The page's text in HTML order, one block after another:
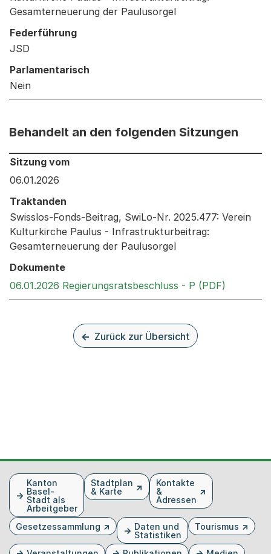
Gesamterneuerung der Paulusorgel
Federführung
JSD
Parlamentarisch
Nein
Behandelt an den folgenden Sitzungen
Behandelt an den folgenden Sitzungen: Informationen
Sitzung vom
06.01.2026
Traktanden
Swisslos-Fonds-Beitrag, SwiLo-Nr. 2025.477: Verein
Kulturkirche Paulus - Infrastrukturbeitrag:
Gesamterneuerung der Paulusorgel
Dokumente
06.01.2026 Regierungsratsbeschluss - P (PDF)
Zurück zur Übersicht
FusszeileKanton
Basel-
Stadt als
Arbeitgeber
Stadtplan
& Karte
Kontakte
&
Adressen
Gesetzessammlung
Daten und
Statistiken
Tourismus